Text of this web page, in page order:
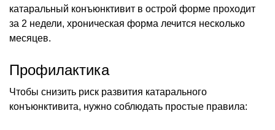
катаральный конъюнктивит в острой форме проходит
за 2 недели, хроническая форма лечится несколько
месяцев.
Профилактика
Чтобы снизить риск развития катарального
конъюнктивита, нужно соблюдать простые правила: